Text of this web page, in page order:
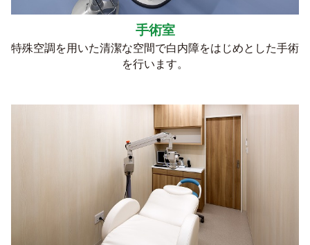
手術室
特殊空調を用いた清潔な空間で白内障をはじめとした手術
を行います。